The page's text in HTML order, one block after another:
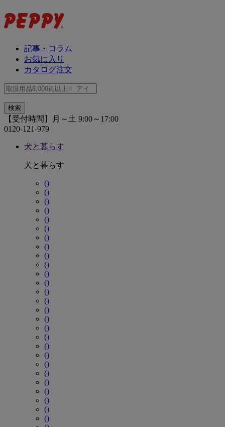
記事・コラム
お気に入り
カタログ注文
【受付時間】月～土 9:00～17:00
0120-121-979
犬と暮らす
犬と暮らす
()
()
()
()
()
()
()
()
()
()
()
()
()
()
()
()
()
()
()
()
()
()
()
()
()
()
()